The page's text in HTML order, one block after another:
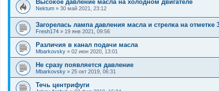
Высокое давление масла на холодном двигателе
Nektum » 30 май 2021, 23:12
Загорелась лампа давления масла и стрелка на отметке
Fresh174 » 19 янв 2021, 09:56
Различия в канал подачи масла
Mbarkovsky » 02 июн 2020, 13:01
Не сразу появляется давление
Mbarkovsky » 25 окт 2019, 06:31
Течь центрифуги